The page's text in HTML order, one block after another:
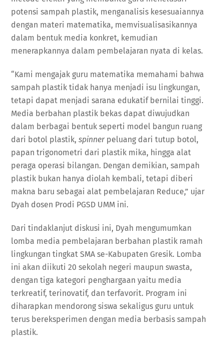
potensi sampah plastik, menganalisis kesesuaiannya
dengan materi matematika, memvisualisasikannya
dalam bentuk media konkret, kemudian
menerapkannya dalam pembelajaran nyata di kelas.
“Kami mengajak guru matematika memahami bahwa
sampah plastik tidak hanya menjadi isu lingkungan,
tetapi dapat menjadi sarana edukatif bernilai tinggi.
Media berbahan plastik bekas dapat diwujudkan
dalam berbagai bentuk seperti model bangun ruang
dari botol plastik,spinnerpeluang dari tutup botol,
papan trigonometri dari plastik mika, hingga alat
peraga operasi bilangan. Dengan demikian, sampah
plastik bukan hanya diolah kembali, tetapi diberi
makna baru sebagai alat pembelajaran Reduce,” ujar
Dyah dosen Prodi PGSD UMM ini.
Dari tindaklanjut diskusi ini, Dyah mengumumkan
lomba media pembelajaran berbahan plastik ramah
lingkungan tingkat SMA se-Kabupaten Gresik. Lomba
ini akan diikuti 20 sekolah negeri maupun swasta,
dengan tiga kategori penghargaan yaitu media
terkreatif, terinovatif, dan terfavorit. Program ini
diharapkan mendorong siswa sekaligus guru untuk
terus bereksperimen dengan media berbasis sampah
plastik.